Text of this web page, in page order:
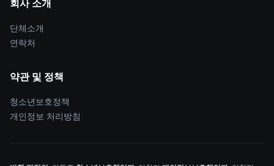
회사 소개
단체소개
연락처
약관 및 정책
청소년보호정책
개인정보 처리방침